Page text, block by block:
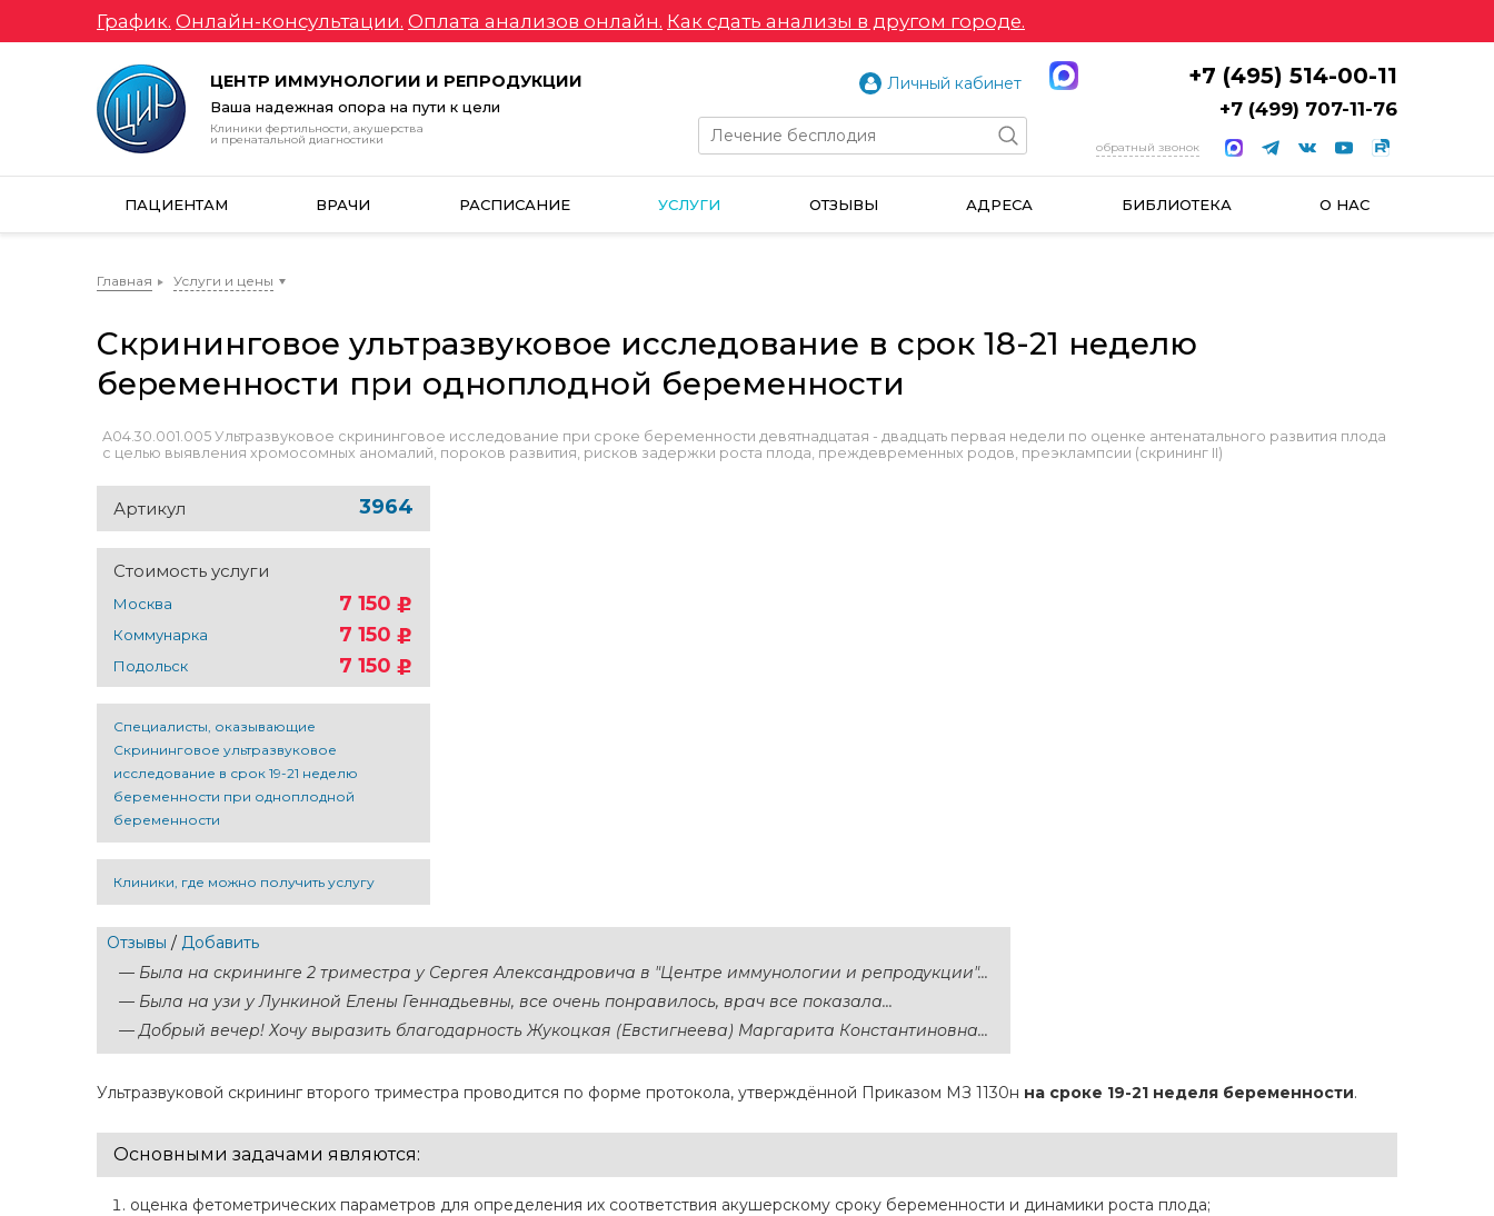
График. Онлайн-консультации. Оплата анализов онлайн. Как сдать анализы в другом городе.
ЦЕНТР ИММУНОЛОГИИ И РЕПРОДУКЦИИ
Ваша надежная опора на пути к цели
Клиники фертильности, акушерства
и пренатальной диагностики
Личный кабинет +7 (495) 514-00-11
+7 (499) 707-11-76
обратный звонок
ПАЦИЕНТАМ ВРАЧИ РАСПИСАНИЕ УСЛУГИ ОТЗЫВЫ АДРЕСА БИБЛИОТЕКА О НАС
Главная Услуги и цены
Скрининговое ультразвуковое исследование в срок 18-21 неделю
беременности при одноплодной беременности
A04.30.001.005 Ультразвуковое скрининговое исследование при сроке беременности девятнадцатая - двадцать первая недели по оценке антенатального развития плода
с целью выявления хромосомных аномалий, пороков развития, рисков задержки роста плода, преждевременных родов, преэклампсии (скрининг II)
Артикул 3964
Стоимость услуги
Москва 7 150
Коммунарка 7 150
Подольск 7 150
Специалисты, оказывающие
Скрининговое ультразвуковое
исследование в срок 19-21 неделю
беременности при одноплодной
беременности
Клиники, где можно получить услугу
Отзывы / Добавить
— Была на скрининге​ 2 триместра у Сергея Александровича в "Центре иммунологии и репродукции"...
— Была на узи у Лункиной Елены Геннадьевны, все очень понравилось, врач все показала...
—Добрый вечер! Хочу выразить благодарность Жукоцкая (Евстигнеева) Маргарита Константиновна...
Ультразвуковой скрининг второго триместра проводится по форме протокола, утверждённой Приказом МЗ 1130н на сроке 19-21 неделя беременности.
Основными задачами являются:
оценка фетометрических параметров для определения их соответствия акушерскому сроку беременности и динамики роста плода;